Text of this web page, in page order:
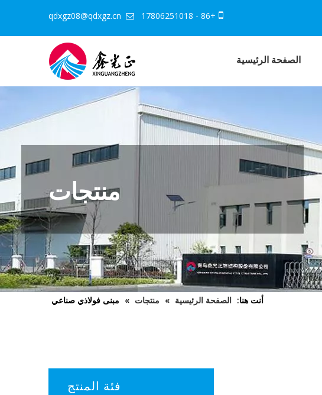

+86 - 17806251018

qdxgz08@qdxgz.cn
الصفحة الرئيسية
منتجات
أنت هنا: الصفحة الرئيسية » منتجات » مبنى فولاذي صناعي
فئة المنتج